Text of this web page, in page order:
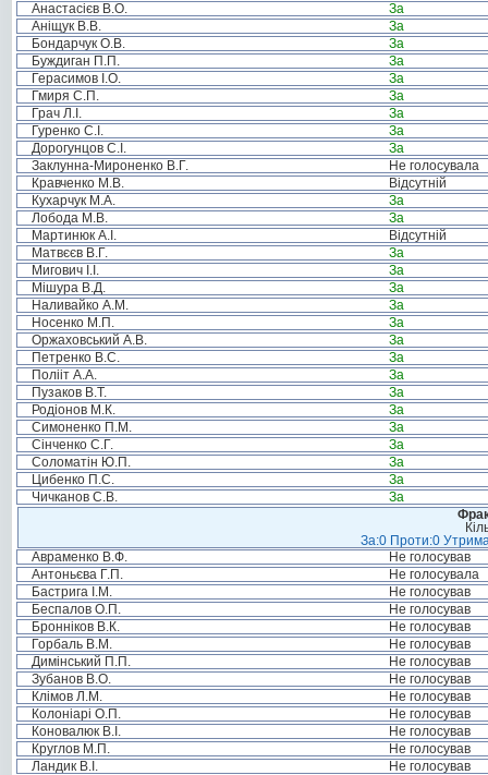
Анастасієв В.О.
За
Аніщук В.В.
За
Бондарчук О.В.
За
Буждиган П.П.
За
Герасимов І.О.
За
Гмиря С.П.
За
Грач Л.І.
За
Гуренко С.І.
За
Дорогунцов С.І.
За
Заклунна-Мироненко В.Г.
Не голосувала
Кравченко М.В.
Відсутній
Кухарчук М.А.
За
Лобода М.В.
За
Мартинюк А.І.
Відсутній
Матвєєв В.Г.
За
Мигович І.І.
За
Мішура В.Д.
За
Наливайко А.М.
За
Носенко М.П.
За
Оржаховський А.В.
За
Петренко В.С.
За
Полііт А.А.
За
Пузаков В.Т.
За
Родіонов М.К.
За
Симоненко П.М.
За
Сінченко С.Г.
За
Соломатін Ю.П.
За
Цибенко П.С.
За
Чичканов С.В.
За
За:0 Проти:0
Авраменко В.Ф.
Не голосував
Антоньєва Г.П.
Не голосувала
Бастрига І.М.
Не голосував
Беспалов О.П.
Не голосував
Бронніков В.К.
Не голосував
Горбаль В.М.
Не голосував
Димінський П.П.
Не голосував
Зубанов В.О.
Не голосував
Клімов Л.М.
Не голосував
Колоніарі О.П.
Не голосував
Коновалюк В.І.
Не голосував
Круглов М.П.
Не голосував
Ландик В.І.
Не голосував